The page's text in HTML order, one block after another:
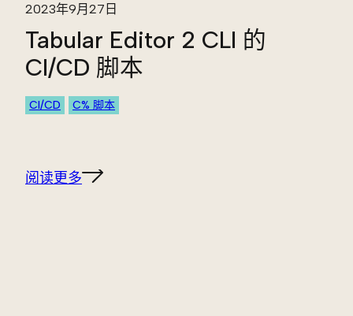
2023年9月27日
Tabular Editor 2 CLI 的
CI/CD 脚本
CI/CD C% 脚本
阅读更多